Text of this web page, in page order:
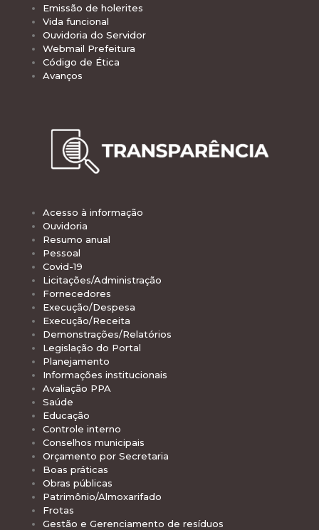
Emissão de holerites
Vida funcional
Ouvidoria do Servidor
Webmail Prefeitura
Código de Ética
Avanços
Acesso à informação
Ouvidoria
Resumo anual
Pessoal
Covid-19
Licitações/Administração
Fornecedores
Execução/Despesa
Execução/Receita
Demonstrações/Relatórios
Legislação do Portal
Planejamento
Informações institucionais
Avaliação PPA
Saúde
Educação
Controle interno
Conselhos municipais
Orçamento por Secretaria
Boas práticas
Obras públicas
Patrimônio/Almoxarifado
Frotas
Gestão e Gerenciamento de resíduos